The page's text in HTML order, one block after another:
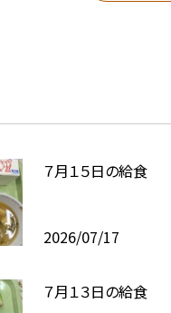
７月１５日の給食
2026/07/17
７月１３日の給食